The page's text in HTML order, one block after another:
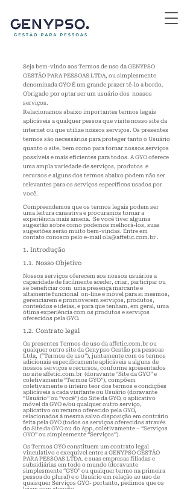
Seja bem-vindo aos Termos de uso da GENYPSO
GESTÃO PARA PESSOAS LTDA, ou simplesmente
denominada GYO É um grande prazer tê-lo a bordo.
Obrigado por optar ser um usuário dos nossos
serviços.
Relacionamos abaixo importantes termos legais
aplicáveis a qualquer pessoa que visite nosso site da
internet ou que utilize nossos serviços. Os presentes
termos são necessários para proteger tanto o Usuário
quanto o site, bem como para tornar nossos serviços
possíveis e mais eficientes para todos. A GYO oferece
uma ampla variedade de serviços, produtos e
recursos e alguns dos termos abaixo podem não ser
relevantes para os serviços específicos usados por
você.
Compreendemos que os termos legais podem ser
uma leitura cansativa e procuramos tornar a
experiência mais amena. Se você tiver alguma
sugestão sobre como podemos melhorá-los, suas
sugestões serão muito bem-vindas. Entre em
contato conosco pelo e-mail ola@affetic.com.br .
1. Introdução
1.1. Nosso Objetivo
Nossos serviços oferecem aos nossos usuários a
capacidade de facilmente aceder, criar, participar ou
se beneficiar com uma presença marcante e
altamente funcional on-line e móvel para si mesmos,
gerenciarem e promoverem serviços, produtos,
conteúdos e ideias, e para que tenham, em geral, uma
ótima experiência com os produtos e serviços
oferecidos pela GYO.
1.2. Contrato legal
Os presentes Termos de uso da affetic.com.br ou
qualquer outro site da Genypso Gestão pra pessoas
Ltda, (“Termos de uso”), juntamente com os termos
adicionais especificamente aplicáveis a alguns de
nossos serviços e recursos, conforme apresentados
no site affetic.com.br (doravante “Site da GYO” e
coletivamente “Termos GYO”), compõem
coletivamente o inteiro teor dos termos e condições
aplicáveis a cada visitante ou Usuário (doravante
“Usuário” ou “você”) do Site da GYO, o aplicativo
móvel da GYO e/ou qualquer outro serviço,
aplicativo ou recurso oferecido pela GYO,
relacionados à mesma salvo disposição em contrário
feita pela GYO (todos os serviços oferecidos através
do Site da GYO ou do App, coletivamente – “Serviços
GYO” ou simplesmente “Serviços”).
Os Termos GYO constituem um contrato legal
vinculativo e exequível entre a GENYPSO GESTÃO
PARA PESSOAS LTDA. e suas empresas filiadas e
subsidiárias em todo o mundo (doravante
simplesmente “GYO” ou qualquer termo na primeira
pessoa do plural) e o Usuário em relação ao uso de
quaisquer Serviços GYO- portanto, pedimos que os